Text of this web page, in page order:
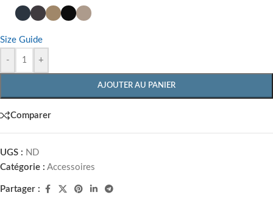
Size Guide
- +
AJOUTER AU PANIER
Comparer
UGS : ND
Catégorie : Accessoires
Partager :